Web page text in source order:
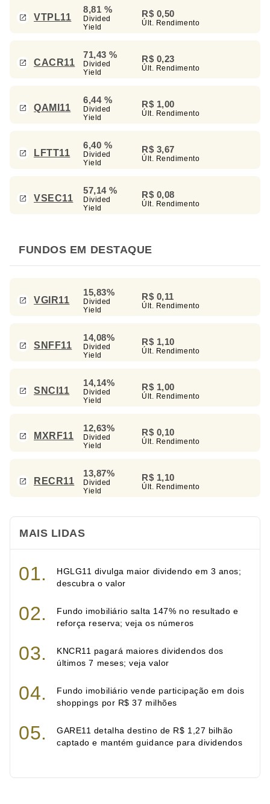
VTPL11
8,81 %
Divided
Yield
R$ 0,50
Últ. Rendimento
CACR11
71,43 %
Divided
Yield
R$ 0,23
Últ. Rendimento
QAMI11
6,44 %
Divided
Yield
R$ 1,00
Últ. Rendimento
LFTT11
6,40 %
Divided
Yield
R$ 3,67
Últ. Rendimento
VSEC11
57,14 %
Divided
Yield
R$ 0,08
Últ. Rendimento
FUNDOS EM DESTAQUE
VGIR11
15,83%
Divided
Yield
R$ 0,11
Últ. Rendimento
SNFF11
14,08%
Divided
Yield
R$ 1,10
Últ. Rendimento
SNCI11
14,14%
Divided
Yield
R$ 1,00
Últ. Rendimento
MXRF11
12,63%
Divided
Yield
R$ 0,10
Últ. Rendimento
RECR11
13,87%
Divided
Yield
R$ 1,10
Últ. Rendimento
MAIS LIDAS
HGLG11 divulga maior dividendo em 3 anos;
descubra o valor
Fundo imobiliário salta 147% no resultado e
reforça reserva; veja os números
KNCR11 pagará maiores dividendos dos
últimos 7 meses; veja valor
Fundo imobiliário vende participação em dois
shoppings por R$ 37 milhões
GARE11 detalha destino de R$ 1,27 bilhão
captado e mantém guidance para dividendos